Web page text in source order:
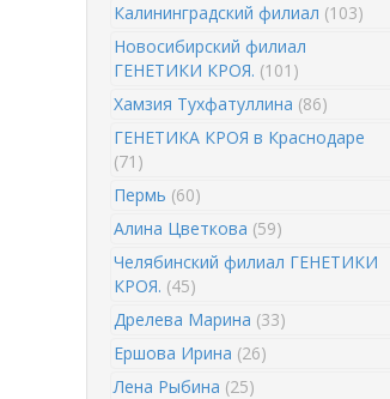
Калининградский филиал (103)
Новосибирский филиал
ГЕНЕТИКИ КРОЯ. (101)
Хамзия Тухфатуллина (86)
ГЕНЕТИКА КРОЯ в Краснодаре
(71)
Пермь (60)
Алина Цветкова (59)
Челябинский филиал ГЕНЕТИКИ
КРОЯ. (45)
Дрелева Марина (33)
Ершова Ирина (26)
Лена Рыбина (25)